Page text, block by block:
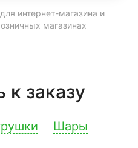
интернет-магазина и
магазинах
к заказу
Шары